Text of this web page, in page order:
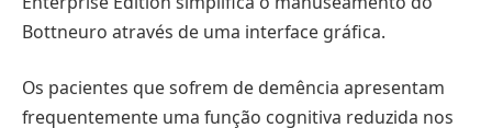
Bottneuro através de uma interface gráfica.
Os pacientes que sofrem de demência apresentam
frequentemente uma função cognitiva reduzida nos